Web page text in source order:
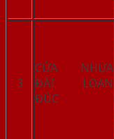
3
CỬA NHỰA
ĐÀI LOAN
ĐÚC